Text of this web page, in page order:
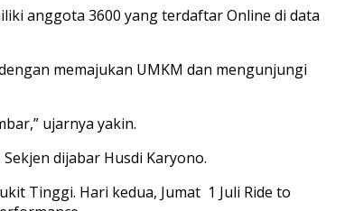
anggota 3600 yang terdaftar Online di data
memajukan UMKM dan mengunjungi
ujarnya yakin.
dijabar Husdi Karyono.
Tinggi. Hari kedua, Jumat 1 Juli Ride to